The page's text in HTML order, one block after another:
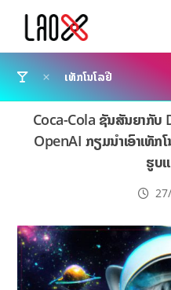
ເທັກໂນໂລຢີ
Coca-Cola ຊັນສັນຍາກັບ
OpenAI ກຽມນຳເອົາເທັກ
ຮູບ